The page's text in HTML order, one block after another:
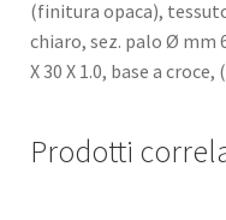
(finitura opaca),
chiaro, sez. palo Ø mm
X 30 X 1.0, base a
Prodotti